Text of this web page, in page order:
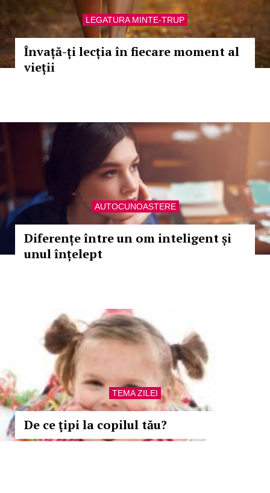
LEGATURA MINTE-TRUP
Învață-ți lecția în fiecare moment al
vieții
AUTOCUNOASTERE
Diferențe între un om inteligent și
unul înțelept
TEMA ZILEI
De ce ţipi la copilul tău?